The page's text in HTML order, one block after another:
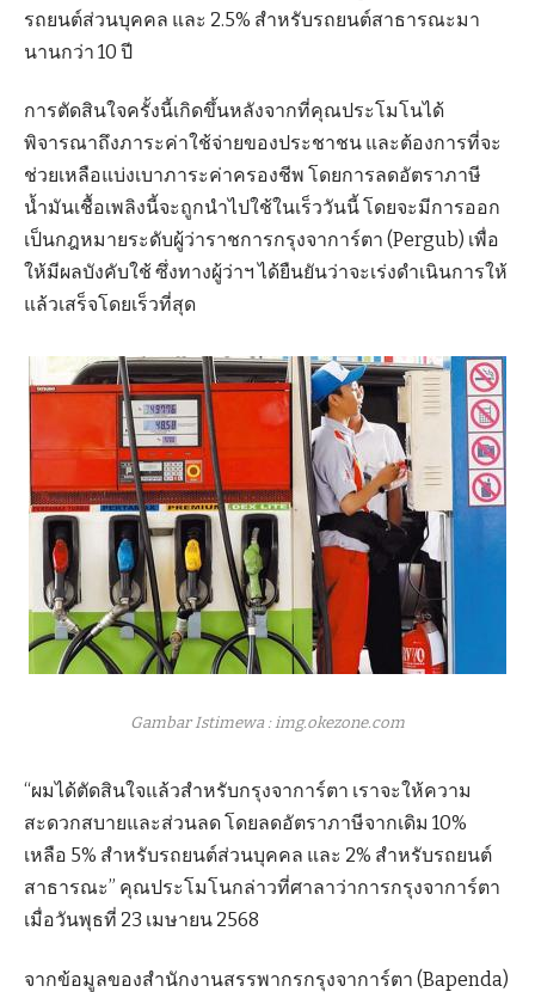
รถยนต์ส่วนบุคคล และ 2.5% สำหรับรถยนต์สาธารณะมา
นานกว่า 10 ปี
การตัดสินใจครั้งนี้เกิดขึ้นหลังจากที่คุณประโมโนได้
พิจารณาถึงภาระค่าใช้จ่ายของประชาชน และต้องการที่จะ
ช่วยเหลือแบ่งเบาภาระค่าครองชีพ โดยการลดอัตราภาษี
น้ำมันเชื้อเพลิงนี้จะถูกนำไปใช้ในเร็ววันนี้ โดยจะมีการออก
เป็นกฎหมายระดับผู้ว่าราชการกรุงจาการ์ตา (Pergub) เพื่อ
ให้มีผลบังคับใช้ ซึ่งทางผู้ว่าฯ ได้ยืนยันว่าจะเร่งดำเนินการให้
แล้วเสร็จโดยเร็วที่สุด
Gambar Istimewa : img.okezone.com
“ผมได้ตัดสินใจแล้วสำหรับกรุงจาการ์ตา เราจะให้ความ
สะดวกสบายและส่วนลด โดยลดอัตราภาษีจากเดิม 10%
เหลือ 5% สำหรับรถยนต์ส่วนบุคคล และ 2% สำหรับรถยนต์
สาธารณะ” คุณประโมโนกล่าวที่ศาลาว่าการกรุงจาการ์ตา
เมื่อวันพุธที่ 23 เมษายน 2568
จากข้อมูลของสำนักงานสรรพากรกรุงจาการ์ตา (Bapenda)